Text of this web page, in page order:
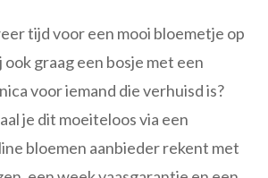
tijd voor een mooi bloemetje op
ook graag een bosje met een
voor iemand die verhuisd is?
je dit moeiteloos via een
bloemen aanbieder rekent met